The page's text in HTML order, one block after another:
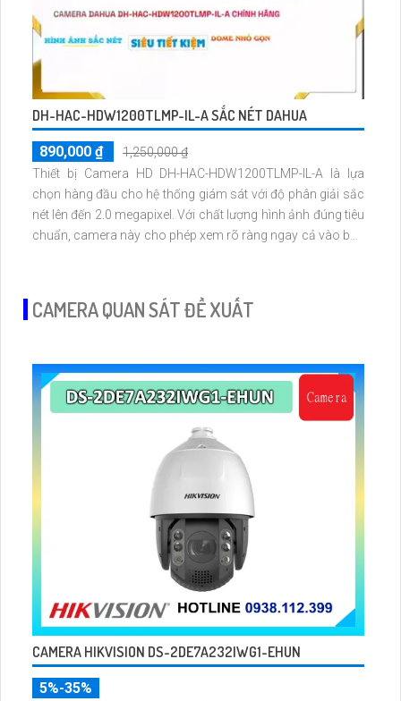
DH-HAC-HDW1200TLMP-IL-A SẮC NÉT DAHUA
890,000 ₫
1,250,000 ₫
Thiết bị Camera HD DH-HAC-HDW1200TLMP-IL-A là lựa
chọn hàng đầu cho hệ thống giám sát với độ phân giải sắc
nét lên đến 2.0 megapixel. Với chất lượng hình ảnh đúng tiêu
chuẩn, camera này cho phép xem rõ ràng ngay cả vào ban
CAMERA QUAN SÁT ĐỀ XUẤT
CAMERA HIKVISION DS-2DE7A232IWG1-EHUN
5%-35%